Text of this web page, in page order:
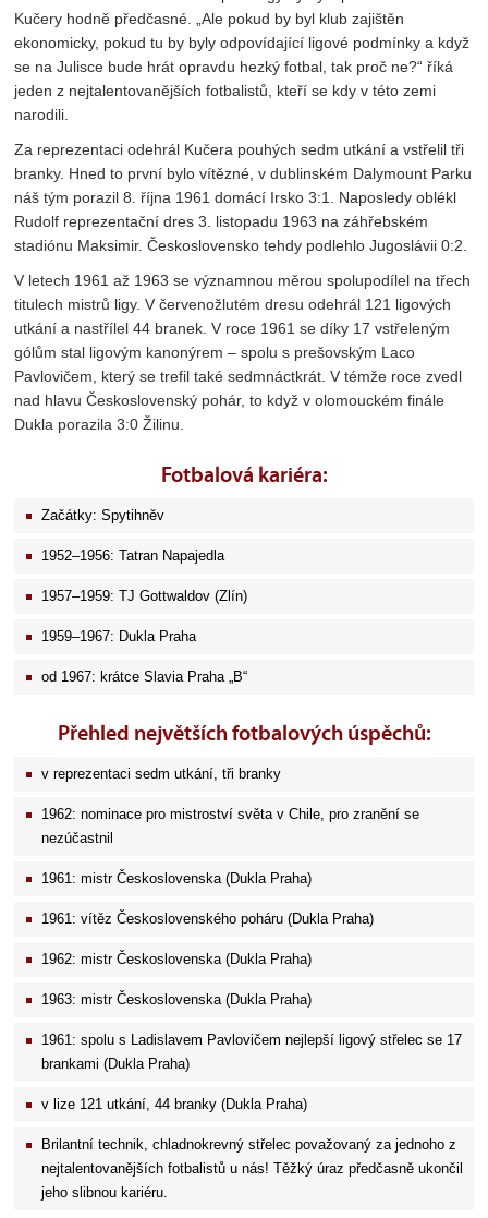
Kučery hodně předčasné. „Ale pokud by byl klub zajištěn
ekonomicky, pokud tu by byly odpovídající ligové podmínky a když
se na Julisce bude hrát opravdu hezký fotbal, tak proč ne?“ říká
jeden z nejtalentovanějších fotbalistů, kteří se kdy v této zemi
narodili.
Za reprezentaci odehrál Kučera pouhých sedm utkání a vstřelil tři
branky. Hned to první bylo vítězné, v dublinském Dalymount Parku
náš tým porazil 8. října 1961 domácí Irsko 3:1. Naposledy oblékl
Rudolf reprezentační dres 3. listopadu 1963 na záhřebském
stadiónu Maksimir. Československo tehdy podlehlo Jugoslávii 0:2.
V letech 1961 až 1963 se významnou měrou spolupodílel na třech
titulech mistrů ligy. V červenožlutém dresu odehrál 121 ligových
utkání a nastřílel 44 branek. V roce 1961 se díky 17 vstřeleným
gólům stal ligovým kanonýrem – spolu s prešovským Laco
Pavlovičem, který se trefil také sedmnáctkrát. V témže roce zvedl
nad hlavu Československý pohár, to když v olomouckém finále
Dukla porazila 3:0 Žilinu.
Fotbalová kariéra:
Začátky: Spytihněv
1952–1956: Tatran Napajedla
1957–1959: TJ Gottwaldov (Zlín)
1959–1967: Dukla Praha
od 1967: krátce Slavia Praha „B“
Přehled největších fotbalových úspěchů:
v reprezentaci sedm utkání, tři branky
1962: nominace pro mistroství světa v Chile, pro zranění se
nezúčastnil
1961: mistr Československa (Dukla Praha)
1961: vítěz Československého poháru (Dukla Praha)
1962: mistr Československa (Dukla Praha)
1963: mistr Československa (Dukla Praha)
1961: spolu s Ladislavem Pavlovičem nejlepší ligový střelec se 17
brankami (Dukla Praha)
v lize 121 utkání, 44 branky (Dukla Praha)
Brilantní technik, chladnokrevný střelec považovaný za jednoho z
nejtalentovanějších fotbalistů u nás! Těžký úraz předčasně ukončil
jeho slibnou kariéru.